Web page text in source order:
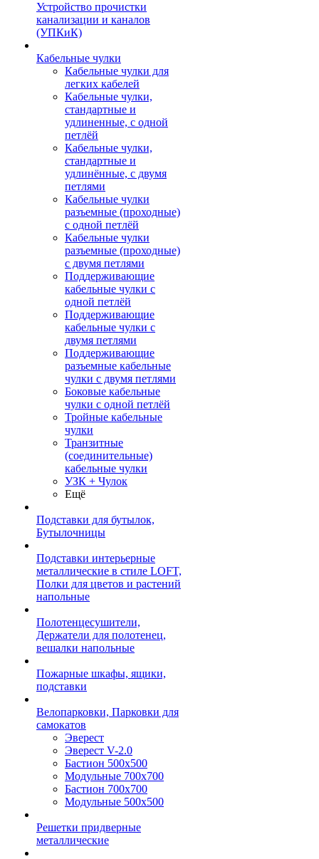
Устройство прочистки
канализации и каналов
(УПКиК)
Кабельные чулки
Кабельные чулки для
легких кабелей
Кабельные чулки,
стандартные и
удлиненные, с одной
петлёй
Кабельные чулки,
стандартные и
удлинённые, с двумя
петлями
Кабельные чулки
разъемные (проходные)
с одной петлёй
Кабельные чулки
разъемные (проходные)
с двумя петлями
Поддерживающие
кабельные чулки с
одной петлёй
Поддерживающие
кабельные чулки с
двумя петлями
Поддерживающие
разъемные кабельные
чулки с двумя петлями
Боковые кабельные
чулки с одной петлёй
Тройные кабельные
чулки
Транзитные
(соединительные)
кабельные чулки
УЗК + Чулок
Ещё
Подставки для бутылок,
Бутылочницы
Подставки интерьерные
металлические в стиле LOFT,
Полки для цветов и растений
напольные
Полотенцесушители,
Держатели для полотенец,
вешалки напольные
Пожарные шкафы, ящики,
подставки
Велопарковки, Парковки для
самокатов
Эверест
Эверест V-2.0
Бастион 500х500
Модульные 700х700
Бастион 700х700
Модульные 500х500
Решетки придверные
металлические